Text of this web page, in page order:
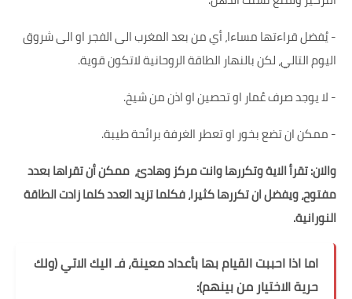
-يُفضل قراءتها مساءا، أي من بعد المغرب الى الفجر او الى شروق
اليوم التالي، لكن بالنهار الطاقة الروحانية لاتكون قوية.
-لا يوجد صرف عُمار او تحصين او اذن من شيخ.
-ممكن ان تضع بخور او تعطر الغرفة برائحة طيبة.
والان: تقرأ الاية وتكررها وانت مركز وهادئ، ممكن أن تقراها بعدد
مفتوح، ويفضل ان تكررها كثيرا، فكلما تزيد العدد كلما زادت الطاقة
النورانية.
اما اذا احببت القيام بها بأعداد معينة، فـ اليك الاتي (ولك
حرية الاختيار من بينهم):